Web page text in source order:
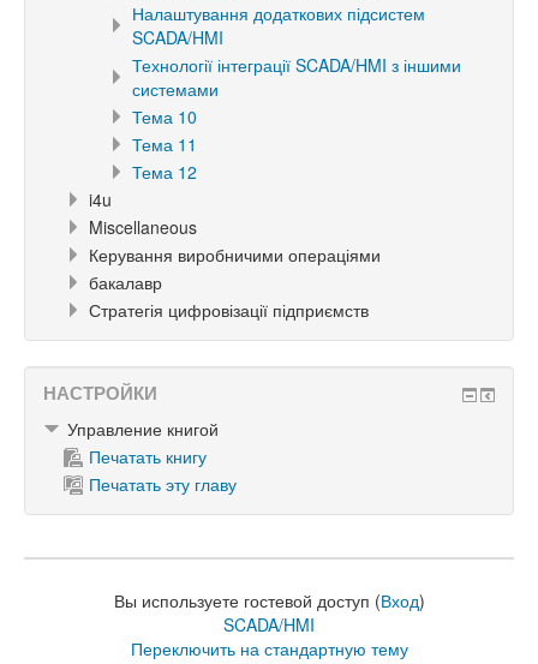
Налаштування додаткових підсистем
SCADA/HMI
Технології інтеграції SCADA/HMI з іншими
системами
Тема 10
Тема 11
Тема 12
i4u
Miscellaneous
Керування виробничими операціями
бакалавр
Стратегія цифровізації підприємств
НАСТРОЙКИ
Управление книгой
Печатать книгу
Печатать эту главу
Вы используете гостевой доступ (Вход)
SCADA/HMI
Переключить на стандартную тему